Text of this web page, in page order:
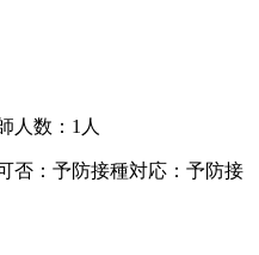
人数：1人
否：予防接種対応：予防接